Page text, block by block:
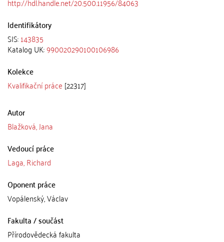
Identifikátory
SIS:143835
Katalog UK:990020290100106986
Kolekce
Kvalifikační práce [22317]
Autor
Blažková, Jana
Vedoucí práce
Laga, Richard
Oponent práce
Vopálenský, Václav
Fakulta / součást
Přírodovědecká fakulta